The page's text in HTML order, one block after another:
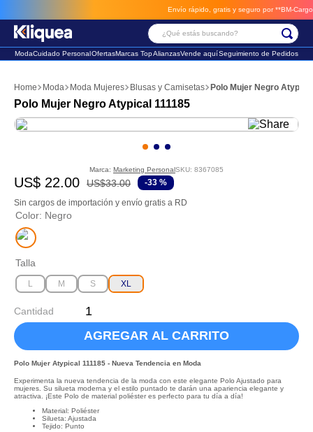
Envío rápido, gratis y seguro por **BM-Cargo** envios a través de
¿Qué estás buscando?
ModaCuidado PersonalOfertasMarcas TopAlianzasVende aquíSeguimiento de Pedidos
Moda Moda Mujeres Blusas y Camisetas Polo Mujer Negro
Polo Mujer Negro Atypical 111185
Marca: Marketing PersonalSKU: 8367085
US$ 22.00 US$33.00 -33 %
Sin cargos de importación y envío gratis a RD
Color: Negro
Talla
L M S XL
Cantidad
AGREGAR AL CARRITO
Polo Mujer Atypical 111185 - Nueva Tendencia en Moda
Experimenta la nueva tendencia de la moda con este elegante Polo Ajustado para
mujeres. Su silueta moderna y el estilo puntado te darán una apariencia elegante y
atractiva. ¡Este Polo de material poliéster es perfecto para tu día a día!
Material: Poliéster
Silueta: Ajustada
Tejido: Punto
2. sandalia